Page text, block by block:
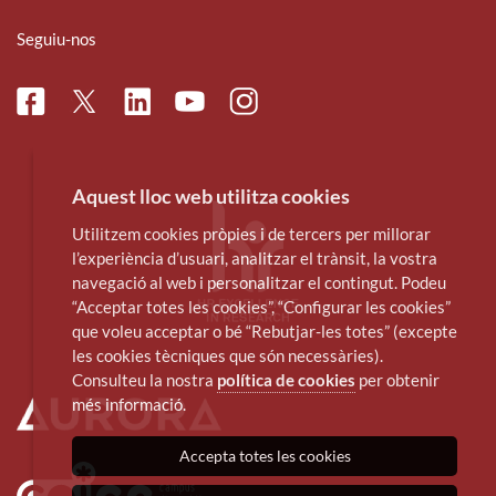
Seguiu-nos
FacebookTwitterLinkedinYoutubeInstagram
Aquest lloc web utilitza cookies
Utilitzem cookies pròpies i de tercers per millorar
l’experiència d’usuari, analitzar el trànsit, la vostra
navegació al web i personalitzar el contingut. Podeu
“Acceptar totes les cookies”, “Configurar les cookies”
que voleu acceptar o bé “Rebutjar-les totes” (excepte
les cookies tècniques que són necessàries).
Consulteu la nostra política de cookies per obtenir
més informació.
Accepta totes les cookies